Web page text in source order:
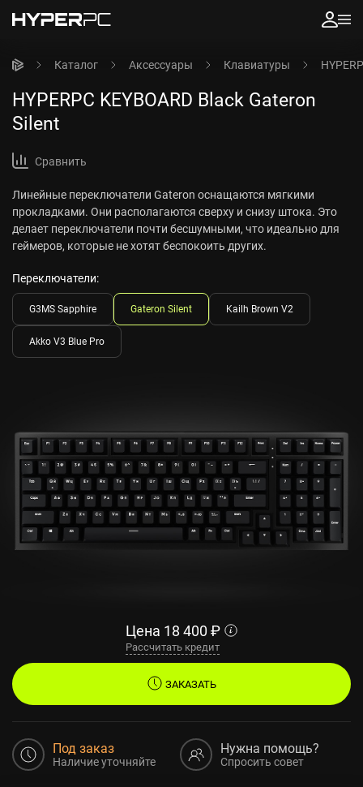
Каталог Аксессуары Клавиатуры
HYPERPC KEYBOARD Black Gateron
Silent
Сравнить
Линейные переключатели Gateron оснащаются мягкими
прокладками. Они располагаются сверху и снизу штока. Это
делает переключатели почти бесшумными, что идеально для
геймеров, которые не хотят беспокоить других.
Переключатели:
G3MS Sapphire Gateron Silent Kailh Brown V2
Akko V3 Blue Pro
Цена 18 400 ₽
Рассчитать кредит
ЗАКАЗАТЬ
Под заказ
Наличие уточняйте
Нужна помощь?
Спросить совет